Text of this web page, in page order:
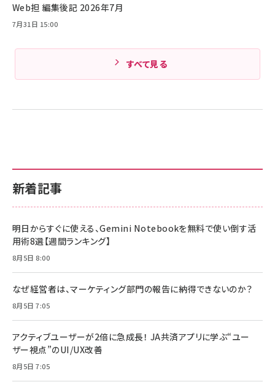
Amazonランキングをもっと見る
新着記事
明日からすぐに使える、Gemini Notebookを無料で使い倒す活
用術8選【週間ランキング】
8月5日 8:00
なぜ経営者は、マーケティング部門の報告に納得できないのか？
8月5日 7:05
アクティブユーザーが2倍に急成長！ JA共済アプリに学ぶ“ユー
ザー視点”のUI/UX改善
8月5日 7:05
Web担 編集後記 2026年7月
7月31日 15:00
すべて見る